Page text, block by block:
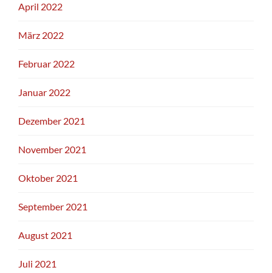
April 2022
März 2022
Februar 2022
Januar 2022
Dezember 2021
November 2021
Oktober 2021
September 2021
August 2021
Juli 2021